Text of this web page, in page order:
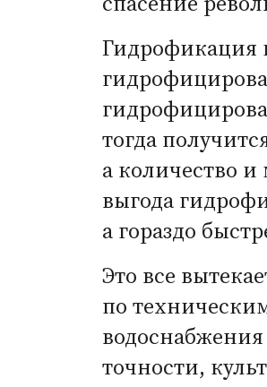
Гидрофикация
тогда
а количество
выгода
а гораздо
Это все
по
точности,